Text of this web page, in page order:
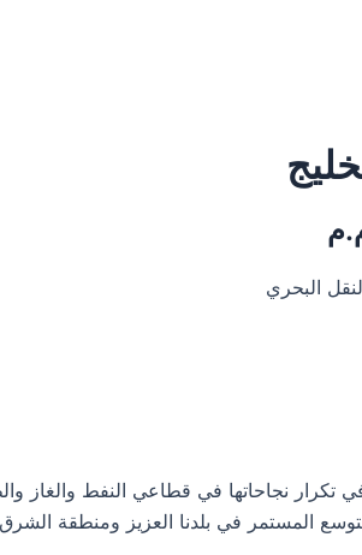
البحري
تكرار نجاحاتها في قطاعي النفط والغاز
المستمر في بلدنا العزيز ومنطقة